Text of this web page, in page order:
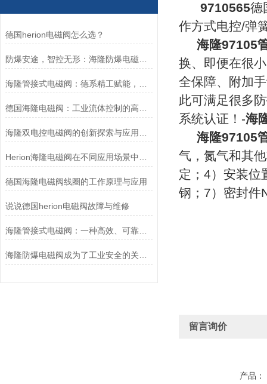
德国herion电磁阀怎么选？
防爆安途，智控无形：海隆防爆电磁阀，危险区域的可靠卫士
德国海隆电磁阀线圈的工作原理与应用
说说德国herion电磁阀故障与维修
9710565德
作方式电控/弹
海隆97105
换、即便在很
全保障、附加
此可满足很多
系统认证！-海
海隆97105
气，氮气和其
定；4）安装位
钢；7）密封件
留言询价
产品：